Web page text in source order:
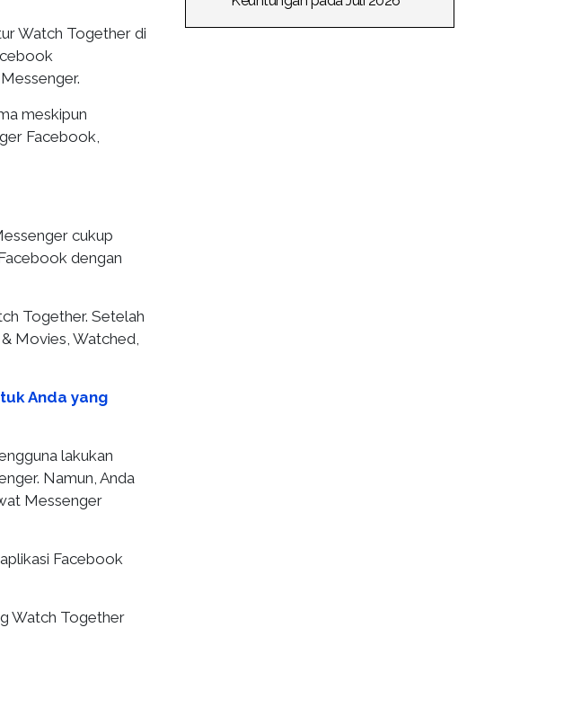
Watch Together di
meskipun
Facebook,
cukup
dengan
Together. Setelah
Movies, Watched,
Anda yang
lakukan
Namun, Anda
Messenger
Facebook
Watch Together